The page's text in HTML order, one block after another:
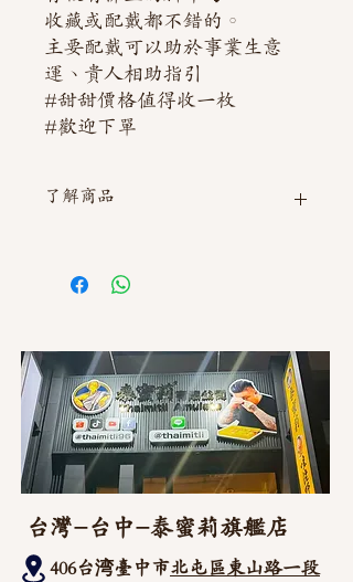
收藏或配戴都不錯的。
主要配戴可以助於事業生意
運、貴人相助指引
#甜甜價格值得收一枚
#歡迎下單
了解商品
台灣-台中-泰蜜莉旗艦店
406台湾臺中市北屯區東山路一段